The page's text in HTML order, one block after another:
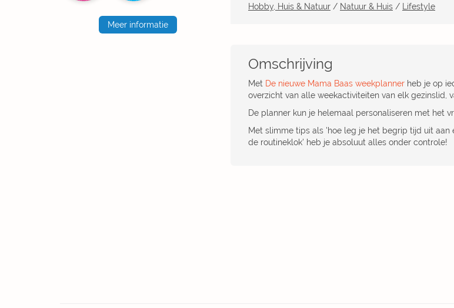
Meer informatie
Hobby, Huis & Natuur / Natuur & Huis / Lifestyle
Omschrijving
Met De nieuwe Mama Baas weekplanner heb je op
overzicht van alle weekactiviteiten van elk gezinslid,
De planner kun je helemaal personaliseren met het
Met slimme tips als 'hoe leg je het begrip tijd uit aan
de routineklok' heb je absoluut alles onder controle!